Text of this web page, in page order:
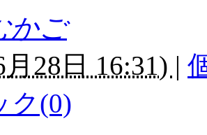
かご
28日 16:31) |
ク(0)